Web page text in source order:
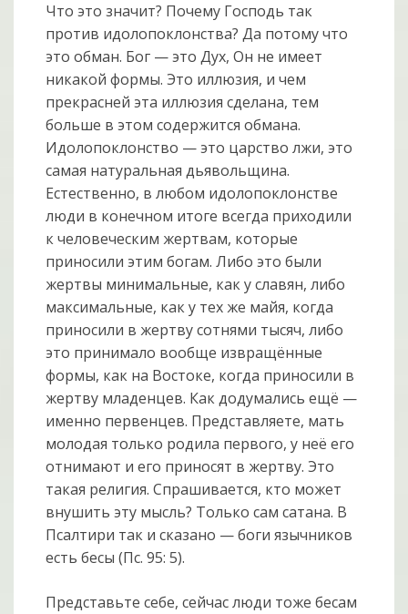
Что это значит? Почему Господь так
против идолопоклонства? Да потому что
это обман. Бог — это Дух, Он не имеет
никакой формы. Это иллюзия, и чем
прекрасней эта иллюзия сделана, тем
больше в этом содержится обмана.
Идолопоклонство — это царство лжи, это
самая натуральная дьявольщина.
Естественно, в любом идолопоклонстве
люди в конечном итоге всегда приходили
к человеческим жертвам, которые
приносили этим богам. Либо это были
жертвы минимальные, как у славян, либо
максимальные, как у тех же майя, когда
приносили в жертву сотнями тысяч, либо
это принимало вообще извращённые
формы, как на Востоке, когда приносили в
жертву младенцев. Как додумались ещё —
именно первенцев. Представляете, мать
молодая только родила первого, у неё его
отнимают и его приносят в жертву. Это
такая религия. Спрашивается, кто может
внушить эту мысль? Только сам сатана. В
Псалтири так и сказано — боги язычников
есть бесы (Пс. 95: 5).
Представьте себе, сейчас люди тоже бесам